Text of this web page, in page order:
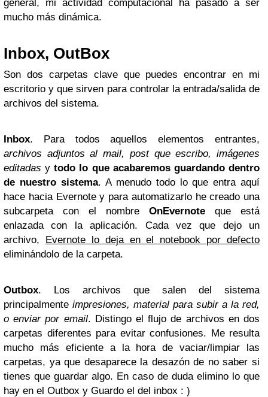
general, mi actividad computacional ha pasado a ser
mucho más dinámica.
Inbox, OutBox
Son dos carpetas clave que puedes encontrar en mi
escritorio y que sirven para controlar la entrada/salida de
archivos del sistema.
Inbox. Para todos aquellos elementos entrantes,
archivos adjuntos al mail, post que escribo, imágenes
editadas ytodo lo que acabaremos guardando dentro
de nuestro sistema. A menudo todo lo que entra aquí
hace hacia Evernote y para automatizarlo he creado una
subcarpeta con el nombre OnEvernote que está
enlazada con la aplicación. Cada vez que dejo un
archivo, Evernote lo deja en el notebook por defecto
eliminándolo de la carpeta.
Outbox. Los archivos que salen del sistema
principalmente impresiones, material para subir a la red,
o enviar por email. Distingo el flujo de archivos en dos
carpetas diferentes para evitar confusiones. Me resulta
mucho más eficiente a la hora de vaciar/limpiar las
carpetas, ya que desaparece la desazón de no saber si
tienes que guardar algo. En caso de duda elimino lo que
hay en el Outbox y Guardo el del inbox : )